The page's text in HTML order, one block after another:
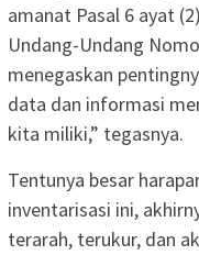
amanat Pasal 6 ayat
Undang-Undang
menegaskan
data dan informasi
kita miliki,” tegasnya.
Tentunya besar
inventarisasi ini,
terarah, terukur, dan